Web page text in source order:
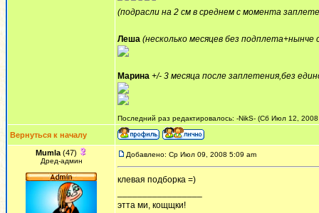
(подрасли на 2 см в среднем с момента
Леша (несколько месяцев без подплета+нынче
Марина +/- 3 месяца после заплетения,без
Последний раз редактировалось: -NikS- (Сб Июл 12,
Вернуться к началу
Mumla (47)
Дред-админ
Добавлено: Ср Июл 09, 2008 5:09 am
клевая подборка =)
этта ми, кощщки!